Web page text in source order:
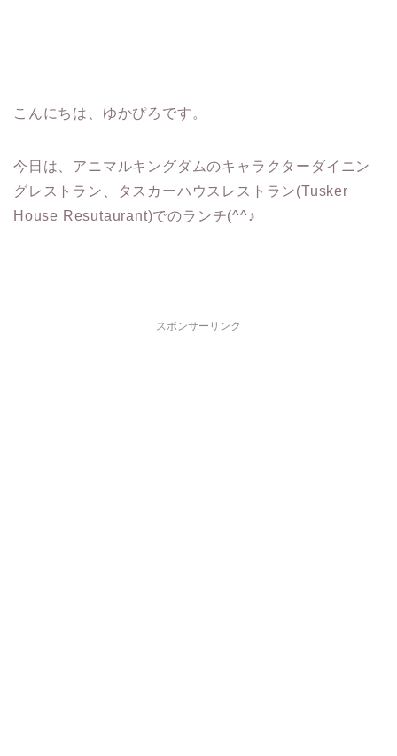
こんにちは、ゆかぴろです。
今日は、アニマルキングダムのキャラクターダイニン
グレストラン、タスカーハウスレストラン(Tusker
House Resutaurant)でのランチ(^^♪
スポンサーリンク